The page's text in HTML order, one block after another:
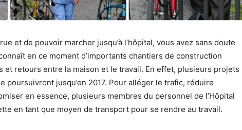
et de pouvoir marcher jusqu’à l’hôpital, vous avez sans doute
en ce moment d’importants chantiers de construction
et retours entre la maison et le travail. En effet, plusieurs projets
poursuivront jusqu’en 2017. Pour alléger le trafic, réduire
en essence, plusieurs membres du personnel de l’Hôpital
en tant que moyen de transport pour se rendre au travail.